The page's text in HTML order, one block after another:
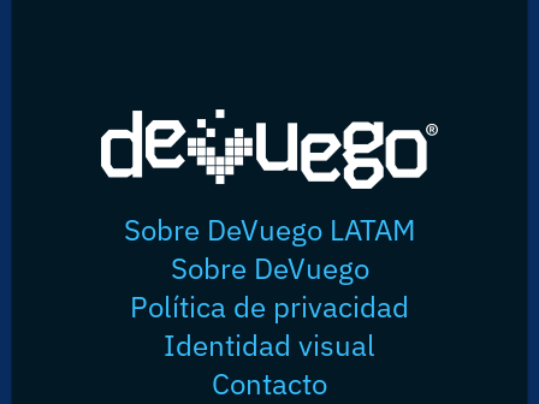
Sobre DeVuego LATAM
Sobre DeVuego
Política de privacidad
Identidad visual
Contacto